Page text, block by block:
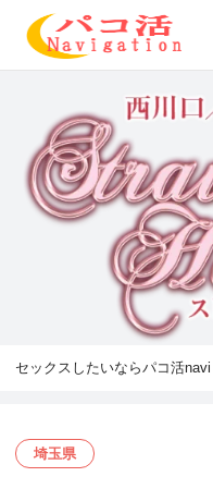
セックスしたいならパコ活navi
埼玉県